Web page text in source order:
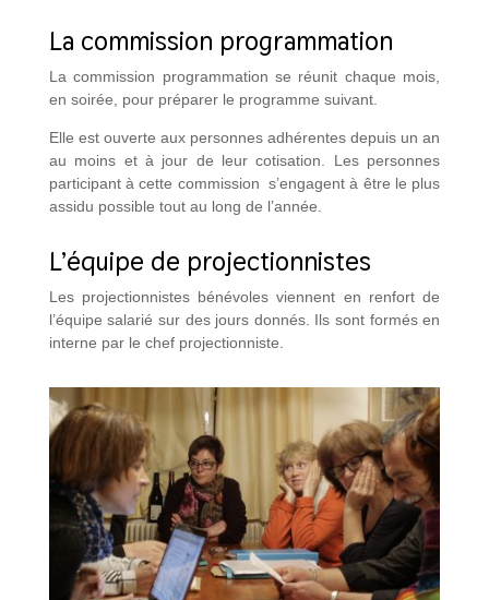
La commission programmation
La commission programmation se réunit chaque mois,
en soirée, pour préparer le programme suivant.
Elle est ouverte aux personnes adhérentes depuis un an
au moins et à jour de leur cotisation. Les personnes
participant à cette commission s’engagent à être le plus
assidu possible tout au long de l’année.
L’équipe de projectionnistes
Les projectionnistes bénévoles viennent en renfort de
l’équipe salarié sur des jours donnés. Ils sont formés en
interne par le chef projectionniste.